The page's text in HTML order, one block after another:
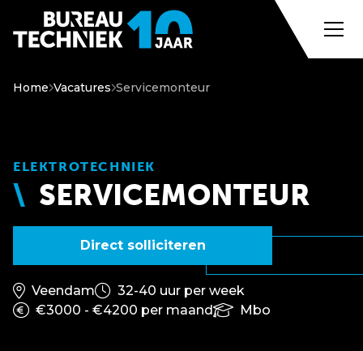
Home Vacatures Servicemonteur
ELEKTROTECHNIEK
SERVICEMONTEUR
Direct solliciteren
Veendam
32-40 uur per week
€3000 - €4200 per maand
Mbo